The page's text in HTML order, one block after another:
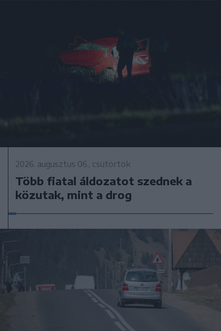
2026. augusztus 06., csütörtök
Több fiatal áldozatot szednek a
közutak, mint a drog